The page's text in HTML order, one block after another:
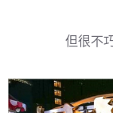
但很不